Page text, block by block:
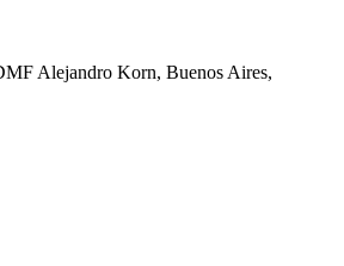
Alejandro Korn, Buenos Aires,